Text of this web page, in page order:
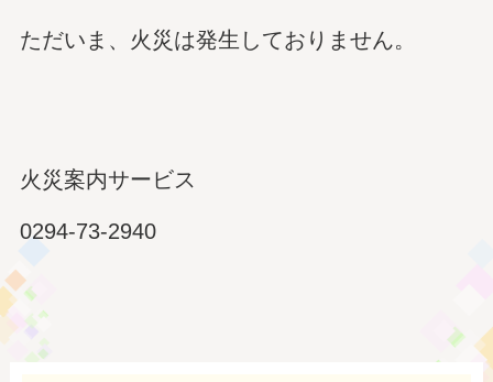
ただいま、火災は発生しておりません。
火災案内サービス
0294-73-2940